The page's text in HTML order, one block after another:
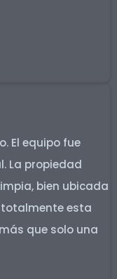
El equipo fue
La propiedad
bien ubicada
totalmente esta
que solo una